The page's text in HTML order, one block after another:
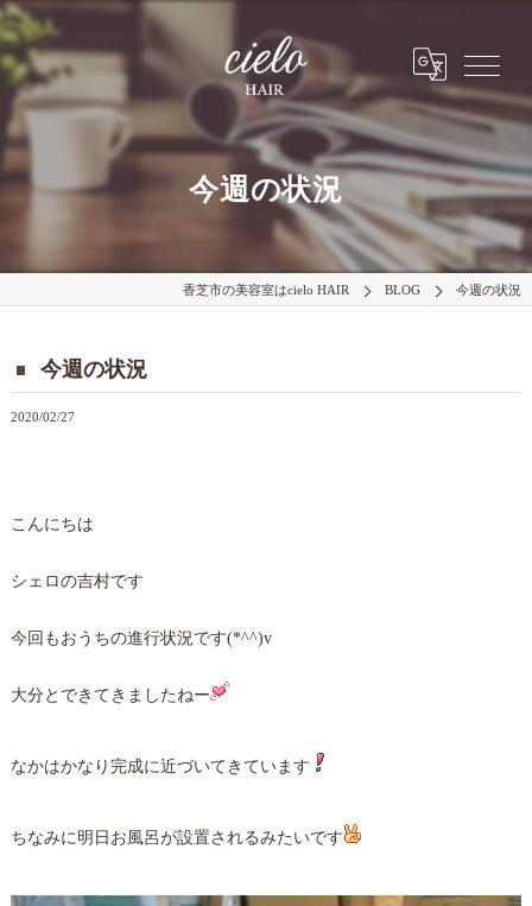
今週の状況
香芝市の美容室はcielo HAIR BLOG 今週の状況
今週の状況
2020/02/27
こんにちは
シェロの吉村です
今回もおうちの進行状況です(*^^)v
大分とできてきましたねー
なかはかなり完成に近づいてきています
ちなみに明日お風呂が設置されるみたいです